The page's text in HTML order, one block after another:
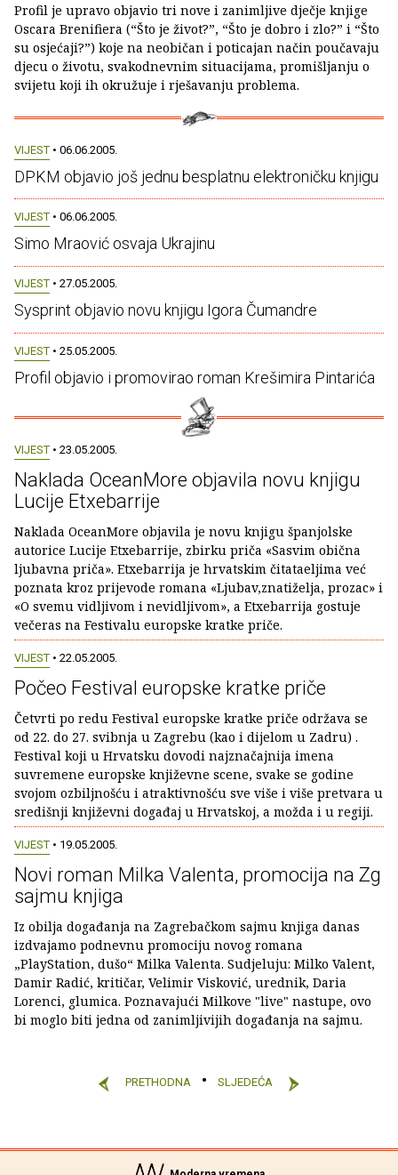
Profil je upravo objavio tri nove i zanimljive dječje knjige
Oscara Brenifiera (“Što je život?”, “Što je dobro i zlo?” i “Što
su osjećaji?”) koje na neobičan i poticajan način poučavaju
djecu o životu, svakodnevnim situacijama, promišljanju o
svijetu koji ih okružuje i rješavanju problema.
VIJEST • 06.06.2005.
DPKM objavio još jednu besplatnu elektroničku knjigu
VIJEST • 06.06.2005.
Simo Mraović osvaja Ukrajinu
VIJEST • 27.05.2005.
Sysprint objavio novu knjigu Igora Čumandre
VIJEST • 25.05.2005.
Profil objavio i promovirao roman Krešimira Pintarića
VIJEST • 23.05.2005.
Naklada OceanMore objavila novu knjigu
Lucije Etxebarrije
Naklada OceanMore objavila je novu knjigu španjolske
autorice Lucije Etxebarrije, zbirku priča «Sasvim obična
ljubavna priča». Etxebarrija je hrvatskim čitataeljima već
poznata kroz prijevode romana «Ljubav,znatiželja, prozac» i
«O svemu vidljivom i nevidljivom», a Etxebarrija gostuje
večeras na Festivalu europske kratke priče.
VIJEST • 22.05.2005.
Počeo Festival europske kratke priče
Četvrti po redu Festival europske kratke priče održava se
od 22. do 27. svibnja u Zagrebu (kao i dijelom u Zadru) .
Festival koji u Hrvatsku dovodi najznačajnija imena
suvremene europske književne scene, svake se godine
svojom ozbiljnošću i atraktivnošću sve više i više pretvara u
središnji književni događaj u Hrvatskoj, a možda i u regiji.
VIJEST • 19.05.2005.
Novi roman Milka Valenta, promocija na Zg
sajmu knjiga
Iz obilja događanja na Zagrebačkom sajmu knjiga danas
izdvajamo podnevnu promociju novog romana
„PlayStation, dušo“ Milka Valenta. Sudjeluju: Milko Valent,
Damir Radić, kritičar, Velimir Visković, urednik, Daria
Lorenci, glumica. Poznavajući Milkove "live" nastupe, ovo
bi moglo biti jedna od zanimljivijih događanja na sajmu.
PRETHODNA SLJEDEĆA